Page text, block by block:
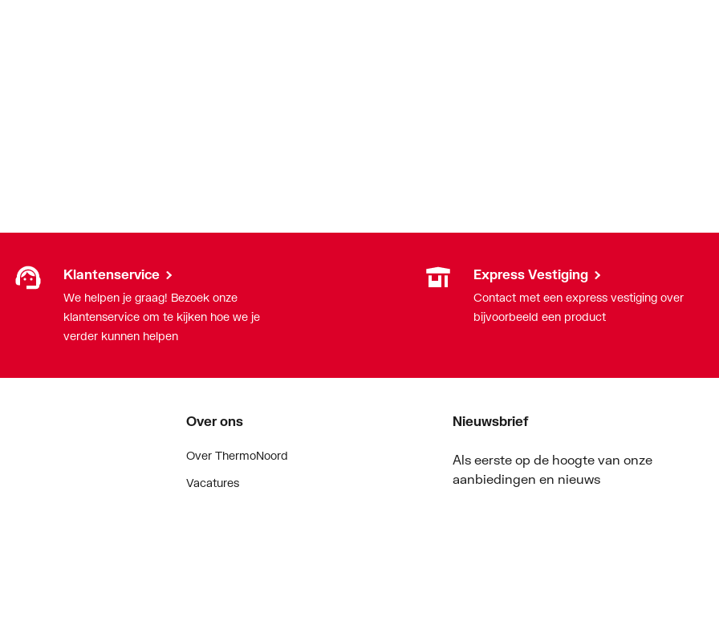
Klantenservice
We helpen je graag! Bezoek onze
klantenservice om te kijken hoe we je
verder kunnen helpen
Express Vestiging
Contact met een express vestiging over
bijvoorbeeld een product
Over ons
Over ThermoNoord
Vacatures
Nieuwsbrief
Als eerste op de hoogte van onze
aanbiedingen en nieuws